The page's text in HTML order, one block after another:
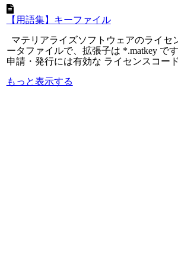
【用語集】キーファイル
マテリアライズソフトウェアのライセ
ータファイルで、拡張子は *.matkey で
申請・発行には有効な ライセンスコー
もっと表示する